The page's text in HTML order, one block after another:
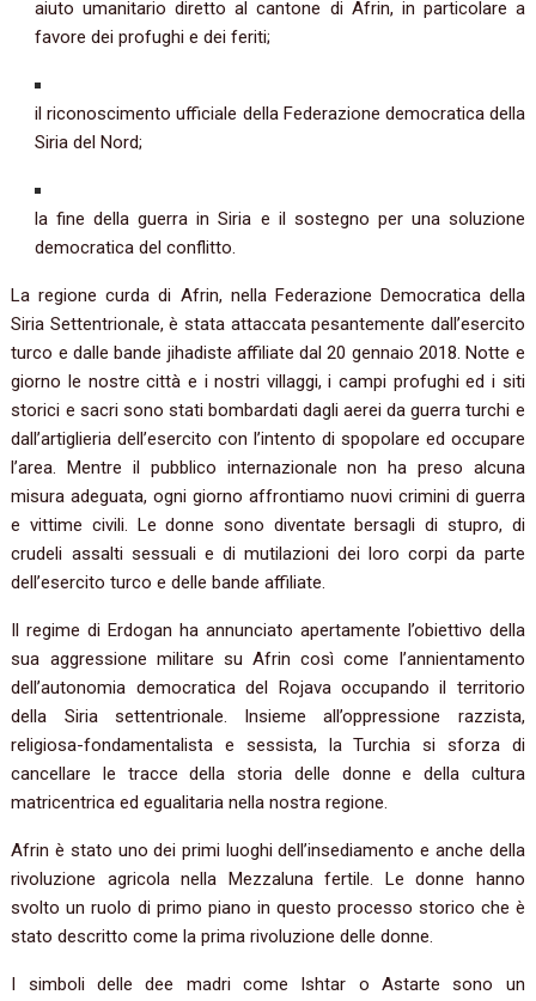
aiuto umanitario diretto al cantone di Afrin, in particolare a
favore dei profughi e dei feriti;
il riconoscimento ufficiale della Federazione democratica della
Siria del Nord;
la fine della guerra in Siria e il sostegno per una soluzione
democratica del conflitto.
La regione curda di Afrin, nella Federazione Democratica della
Siria Settentrionale, è stata attaccata pesantemente dall’esercito
turco e dalle bande jihadiste affiliate dal 20 gennaio 2018. Notte e
giorno le nostre città e i nostri villaggi, i campi profughi ed i siti
storici e sacri sono stati bombardati dagli aerei da guerra turchi e
dall’artiglieria dell’esercito con l’intento di spopolare ed occupare
l’area. Mentre il pubblico internazionale non ha preso alcuna
misura adeguata, ogni giorno affrontiamo nuovi crimini di guerra
e vittime civili. Le donne sono diventate bersagli di stupro, di
crudeli assalti sessuali e di mutilazioni dei loro corpi da parte
dell’esercito turco e delle bande affiliate.
Il regime di Erdogan ha annunciato apertamente l’obiettivo della
sua aggressione militare su Afrin così come l’annientamento
dell’autonomia democratica del Rojava occupando il territorio
della Siria settentrionale. Insieme all’oppressione razzista,
religiosa-fondamentalista e sessista, la Turchia si sforza di
cancellare le tracce della storia delle donne e della cultura
matricentrica ed egualitaria nella nostra regione.
Afrin è stato uno dei primi luoghi dell’insediamento e anche della
rivoluzione agricola nella Mezzaluna fertile. Le donne hanno
svolto un ruolo di primo piano in questo processo storico che è
stato descritto come la prima rivoluzione delle donne.
I simboli delle dee madri come Ishtar o Astarte sono un